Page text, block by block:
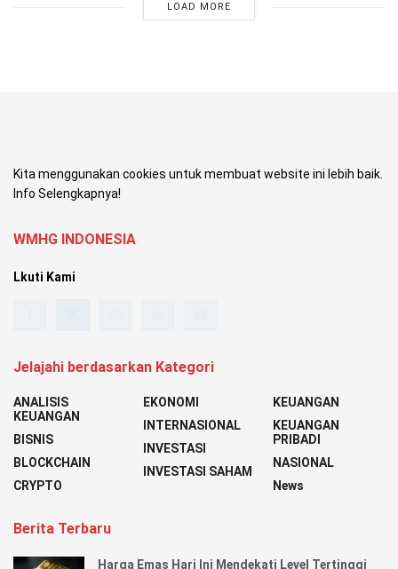
LOAD MORE
Kita menggunakan cookies untuk membuat website ini lebih baik.
Info Selengkapnya!
WMHG INDONESIA
Lkuti Kami
Jelajahi berdasarkan Kategori
ANALISIS
KEUANGAN
BISNIS
BLOCKCHAIN
CRYPTO
EKONOMI
INTERNASIONAL
INVESTASI
INVESTASI SAHAM
KEUANGAN
KEUANGAN
PRIBADI
NASIONAL
News
Berita Terbaru
Harga Emas Hari Ini Mendekati Level Tertinggi